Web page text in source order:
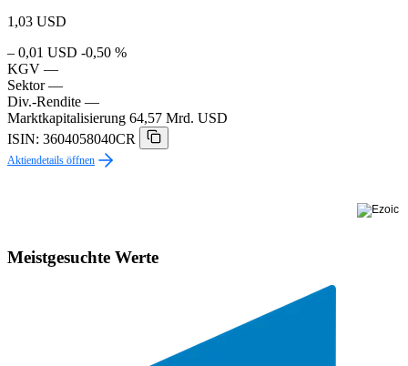
1,03 USD
– 0,01 USD -0,50 %
KGV —
Sektor —
Div.-Rendite —
Marktkapitalisierung 64,57 Mrd. USD
ISIN: 3604058040CR
Aktiendetails öffnen
Meistgesuchte Werte